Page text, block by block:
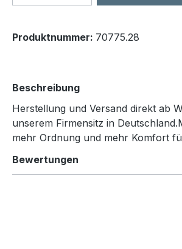
Produktnummer: 70775.28
Beschreibung
Herstellung und Versand direkt ab
unserem Firmensitz in
mehr Ordnung und mehr Komfort
Bewertungen